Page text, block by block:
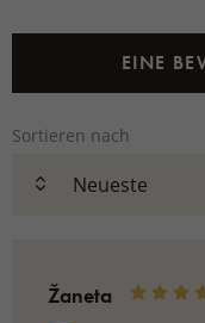
EINE
Sortieren nach
Žaneta